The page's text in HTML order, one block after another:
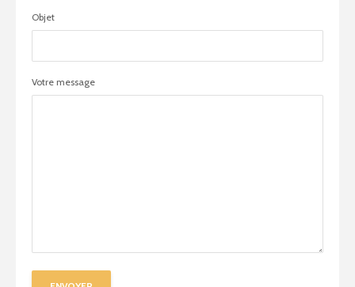
Objet
Votre message